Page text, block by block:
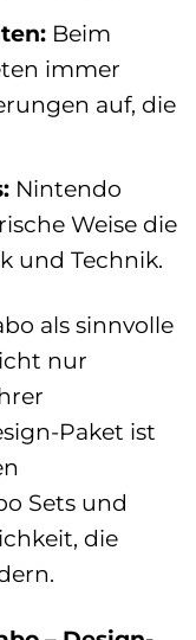
Beim
immer
auf, die
Nintendo
Weise die
und Technik.
als sinnvolle
nur
Paket ist
Sets und
die